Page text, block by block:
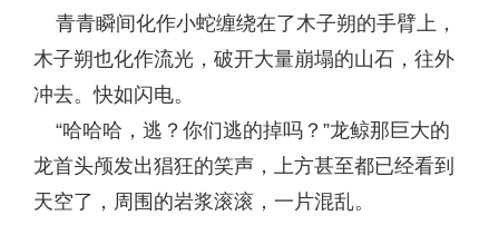
青青瞬间化作小蛇缠绕在了木子朔的手臂上，
木子朔也化作流光，破开大量崩塌的山石，往外
冲去。快如闪电。
“哈哈哈，逃？你们逃的掉吗？”龙鲸那巨大的
龙首头颅发出猖狂的笑声，上方甚至都已经看到
天空了，周围的岩浆滚滚，一片混乱。